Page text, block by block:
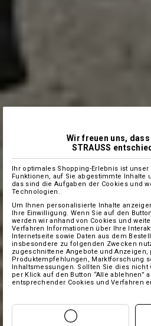
Wir freuen uns,
STRAUSS
Ihr optimales Shopping-Erlebnis ist
Funktionen, auf Sie abgestimmte Inhalte
das sind die Aufgaben der Cookies und
Technologien.
Um Ihnen personalisierte Inhalte
Ihre Einwilligung. Wenn Sie auf den
werden wir anhand von Cookies und
Verfahren Informationen über Ihre
Internetseite sowie Daten aus dem
insbesondere zu folgenden Zwecken
zugeschnittene Angebote und Anzeigen,
Produktempfehlungen, Marktforschung
Inhaltsmessungen. Sollten Sie dies
per Klick auf den Button “Alle ablehnen”
entsprechender Cookies und Verfahren